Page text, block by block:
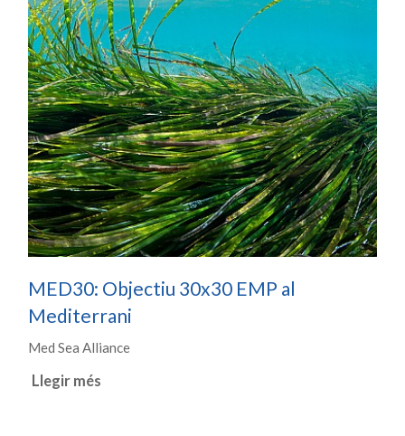
MED30: Objectiu 30x30 EMP al
Mediterrani
Med Sea Alliance
Llegir més